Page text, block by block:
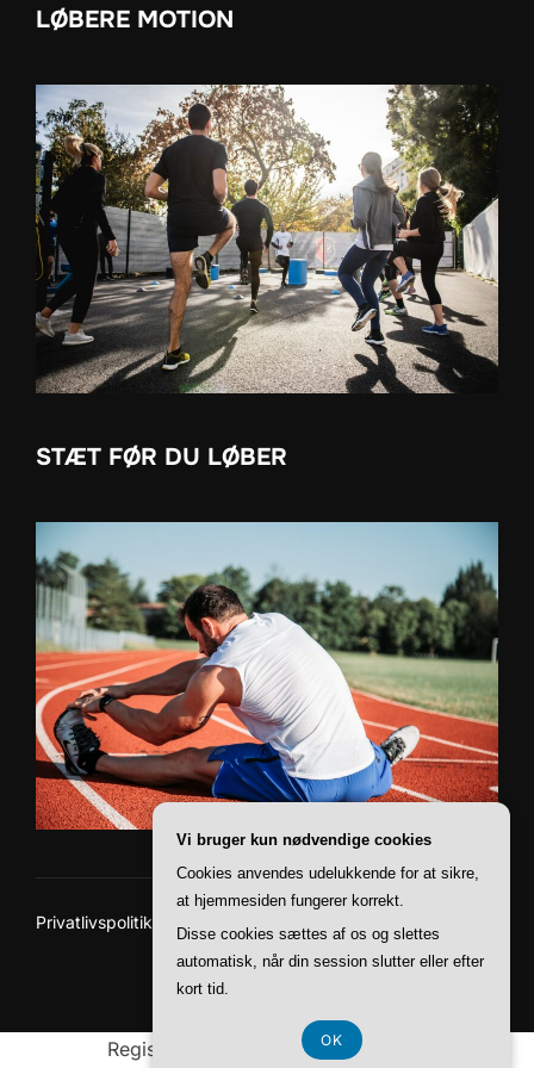
LØBERE MOTION
STÆT FØR DU LØBER
Privatlivspolitik
Copyright © 2026 You Run
Inspiro Theme
Registreringsnummer DK 37407739
Vi bruger kun nødvendige cookies
Cookies anvendes udelukkende for at sikre,
at hjemmesiden fungerer korrekt.
Disse cookies sættes af os og slettes
automatisk, når din session slutter eller efter
kort tid.
OK